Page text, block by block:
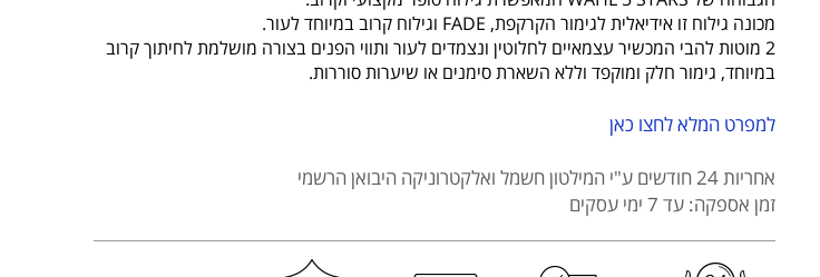
נטענת
מקצועית
WAHL
08173-
מסדרת
VANISH
מכונה גילוח זו אידיאלית לגימור הקרקפת, FADE וגילוח קרוב במיוחד לעור.
2 מוטות להבי המכשיר עצמאיים לחלוטין ונצמדים לעור ותווי הפנים בצורה מושלמת לחיתוך קרוב
במיוחד, גימור חלק ומוקפד וללא השארת סימנים או שיערות סוררות.
למפרט המלא לחצו כאן
אחריות 24 חודשים
ע"י המילטון חשמל ואלקטרוניקה היבואן הרשמי
זמן אספקה: עד 7 ימי עסקים